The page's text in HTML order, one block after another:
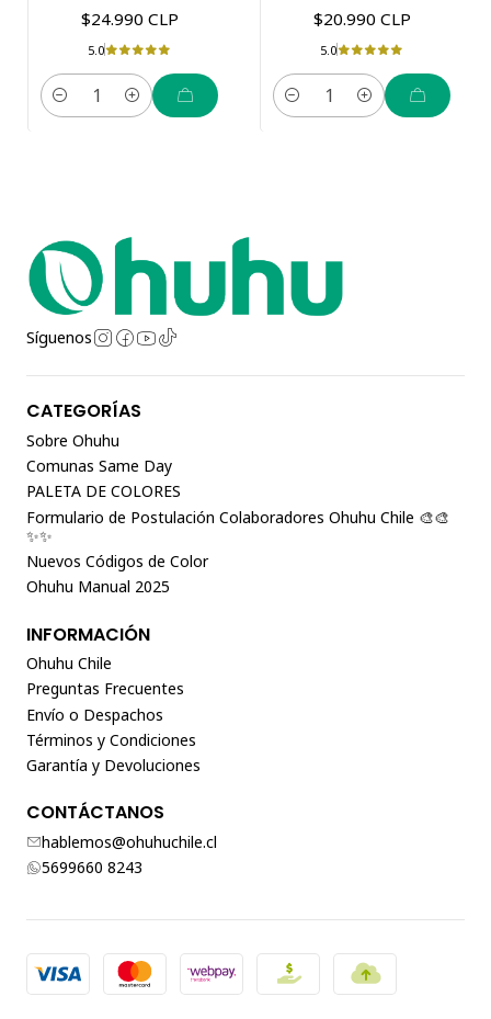
$24.990 CLP
5.0
Cantidad
$20.990 CLP
5.0
Cantidad
Síguenos
CATEGORÍAS
Sobre Ohuhu
Comunas Same Day
PALETA DE COLORES
Formulario de Postulación Colaboradores Ohuhu Chile 🎨🎨
✨✨
Nuevos Códigos de Color
Ohuhu Manual 2025
INFORMACIÓN
Ohuhu Chile
Preguntas Frecuentes
Envío o Despachos
Términos y Condiciones
Garantía y Devoluciones
CONTÁCTANOS
hablemos@ohuhuchile.cl
5699660 8243